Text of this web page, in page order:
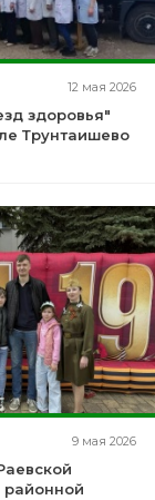
12 мая 2026
здоровья"
Трунтаишево
9 мая 2026
районной